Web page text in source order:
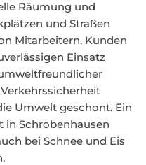
Räumung und
und Straßen
Mitarbeitern, Kunden
Einsatz
Umwelt geschont. Ein
Schrobenhausen
bei Schnee und Eis